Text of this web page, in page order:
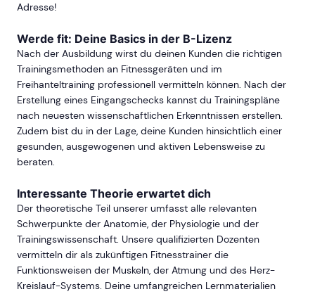
Adresse!
Werde fit: Deine Basics in der B-Lizenz
Nach der Ausbildung wirst du deinen Kunden die richtigen
Trainingsmethoden an Fitnessgeräten und im
Freihanteltraining professionell vermitteln können. Nach der
Erstellung eines Eingangschecks kannst du Trainingspläne
nach neuesten wissenschaftlichen Erkenntnissen erstellen.
Zudem bist du in der Lage, deine Kunden hinsichtlich einer
gesunden, ausgewogenen und aktiven Lebensweise zu
beraten.
Interessante Theorie erwartet dich
Der theoretische Teil unserer umfasst alle relevanten
Schwerpunkte der Anatomie, der Physiologie und der
Trainingswissenschaft. Unsere qualifizierten Dozenten
vermitteln dir als zukünftigen Fitnesstrainer die
Funktionsweisen der Muskeln, der Atmung und des Herz-
Kreislauf-Systems. Deine umfangreichen Lernmaterialien